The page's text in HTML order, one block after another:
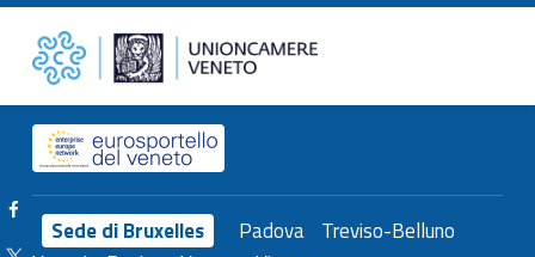
Costruzioni in Veneto: PIL +17,7%, superate le difficoltà del 2020 – Unioncamere del Veneto Unioncamere del Veneto
Header info sidebar
Sede di Bruxelles Padova Treviso-Belluno
Facebook Unioncamere Veneto
Twitter Unioncamere Veneto